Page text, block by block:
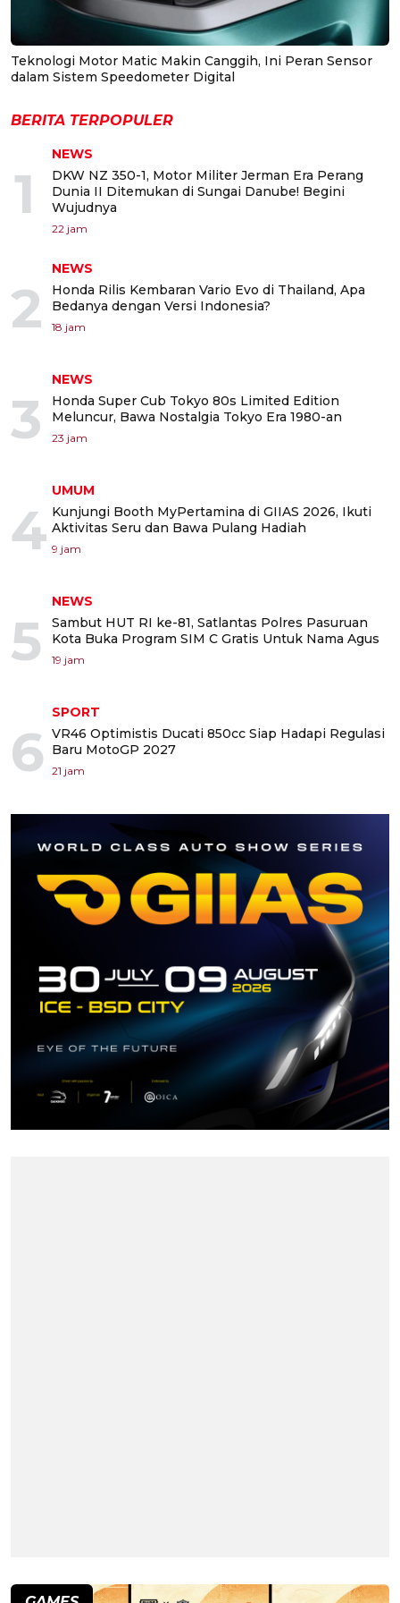
Teknologi Motor Matic Makin Canggih, Ini Peran Sensor
dalam Sistem Speedometer Digital
BERITA TERPOPULER
1
NEWS
DKW NZ 350-1, Motor Militer Jerman Era Perang
Dunia II Ditemukan di Sungai Danube! Begini
Wujudnya
22 jam
2
NEWS
Honda Rilis Kembaran Vario Evo di Thailand, Apa
Bedanya dengan Versi Indonesia?
18 jam
3
NEWS
Honda Super Cub Tokyo 80s Limited Edition
Meluncur, Bawa Nostalgia Tokyo Era 1980-an
23 jam
4
UMUM
Kunjungi Booth MyPertamina di GIIAS 2026, Ikuti
Aktivitas Seru dan Bawa Pulang Hadiah
9 jam
5
NEWS
Sambut HUT RI ke-81, Satlantas Polres Pasuruan
Kota Buka Program SIM C Gratis Untuk Nama Agus
19 jam
6
SPORT
VR46 Optimistis Ducati 850cc Siap Hadapi Regulasi
Baru MotoGP 2027
21 jam